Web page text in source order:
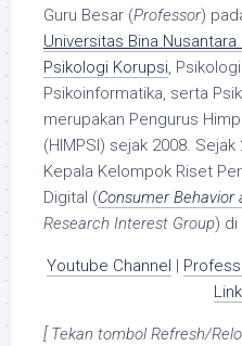
Guru Besar (Professor)
Universitas Bina Nusantara
Psikologi Korupsi ,
Psikoinformatika, serta
merupakan Pengurus
(HIMPSI) sejak 2008.
Kepala Kelompok Riset
Digital (Consumer Behavior
Research Interest Group) di
Youtube Channel |
[ Tekan tombol Refresh/